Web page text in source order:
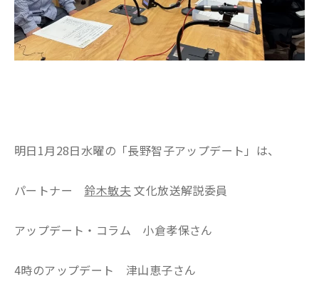
明日1月28日水曜の「長野智子アップデート」は、
パートナー 鈴木敏夫 文化放送解説委員
アップデート・コラム 小倉孝保さん
4時のアップデート 津山恵子さん